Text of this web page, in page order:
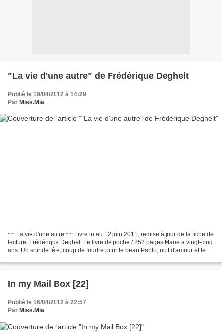
"La vie d'une autre" de Frédérique Deghelt
Publié le 19/04/2012 à 14:29
Par Miss.Mia
~~ La vie d'une autre ~~ Livre lu au 12 juin 2011, remise à jour de la fiche de
lecture. Frédérique Deghelt Le livre de poche / 252 pages Marie a vingt-cinq
ans. Un soir de fête, coup de foudre pour le beau Pablo, nuit d'amour et le
In my Mail Box [22]
Publié le 16/04/2012 à 22:57
Par Miss.Mia